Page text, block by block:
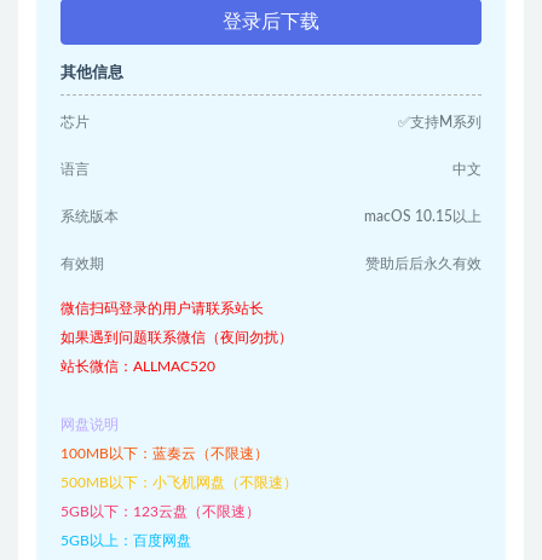
登录后下载
其他信息
芯片 ✅支持M系列
语言 中文
系统版本 macOS 10.15以上
有效期 赞助后后永久有效
微信扫码登录的用户请联系站长
如果遇到问题联系微信（夜间勿扰）
站长微信：ALLMAC520
网盘说明
100MB以下：蓝奏云（不限速）
500MB以下：小飞机网盘（不限速）
5GB以下：123云盘（不限速）
5GB以上：百度网盘